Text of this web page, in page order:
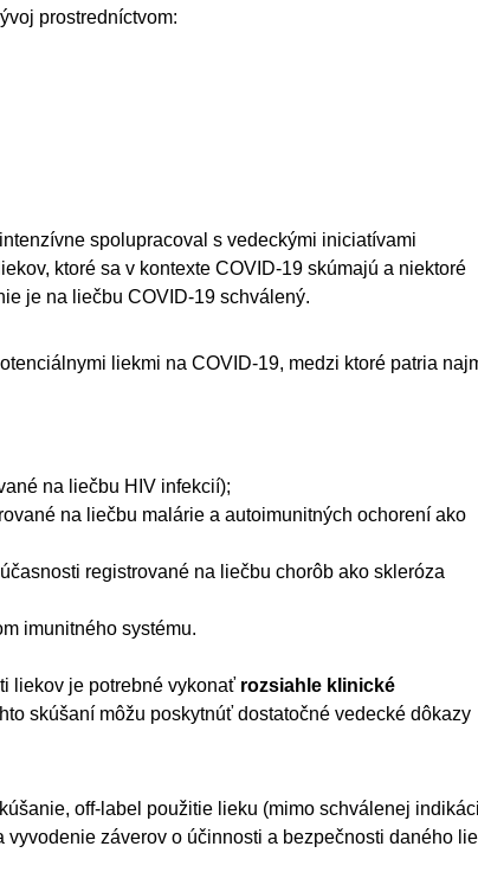
prostredníctvom:
spolupracoval s vedeckými iniciatívami
ktoré sa v kontexte COVID-19 skúmajú a niektoré
je na liečbu COVID-19 schválený.
liekmi na COVID-19, medzi ktoré patria
na liečbu HIV infekcií);
na liečbu malárie a autoimunitných ochorení ako
registrované na liečbu chorôb ako skleróza
imunitného systému.
liekov je potrebné vykonať rozsiahle klinické
skúšaní môžu poskytnúť dostatočné vedecké dôkazy
off-label použitie lieku (mimo schválenej
záverov o účinnosti a bezpečnosti daného